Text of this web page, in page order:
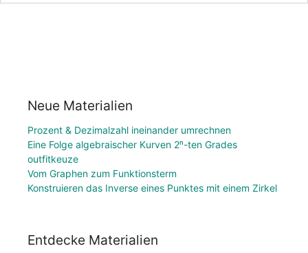
Neue Materialien
Prozent & Dezimalzahl ineinander umrechnen
Eine Folge algebraischer Kurven 2ⁿ-ten Grades
outfitkeuze
Vom Graphen zum Funktionsterm
Konstruieren das Inverse eines Punktes mit einem Zirkel
Entdecke Materialien